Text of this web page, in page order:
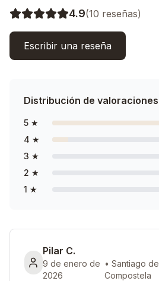
4.9(10 reseñas)
Escribir una reseña
Distribución de valoraciones
5 ★
4 ★
3 ★
2 ★
1 ★
Pilar C.
9 de enero de
2026
•Santiago de
Compostela